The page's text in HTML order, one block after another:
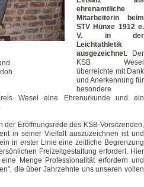
ehrenamtliche
Mitarbeiterin beim
STV Hünxe 1912 e.
V. in der
Leichtathletik
ausgezeichnet. Der
KSB Wesel
überreichte mit Dank
und Anerkennung für
besondere
Wesel eine Ehrenurkunde und ein
der Eröffnungsrede des KSB-Vorsitzenden,
in seiner Vielfalt auszuzeichnen ist und
in erster Linie eine zeitliche Begrenzung
Freizeitgestaltung erfordert. Hier
Menge Professionalität erfordern und
die über Jahrzehnte uns unseren vollen